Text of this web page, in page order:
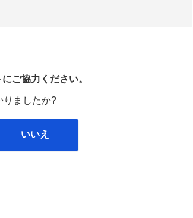
ご協力ください。
りましたか?
いいえ